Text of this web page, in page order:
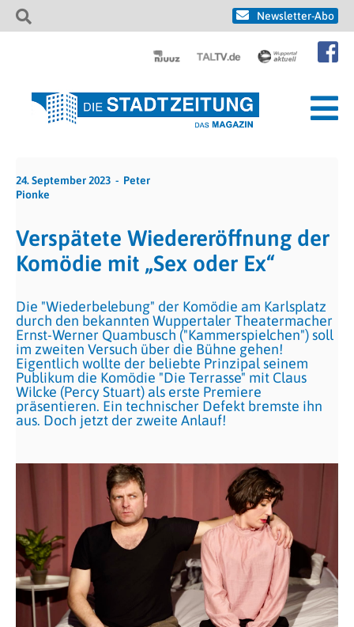
Newsletter-Abo
24. September 2023
Peter
Pionke
Verspätete Wiedereröffnung der
Komödie mit „Sex oder Ex“
Die "Wiederbelebung" der Komödie am Karlsplatz
durch den bekannten Wuppertaler Theatermacher
Ernst-Werner Quambusch ("Kammerspielchen") soll
im zweiten Versuch über die Bühne gehen!
Eigentlich wollte der beliebte Prinzipal seinem
Publikum die Komödie "Die Terrasse" mit Claus
Wilcke (Percy Stuart) als erste Premiere
präsentieren. Ein technischer Defekt bremste ihn
aus. Doch jetzt der zweite Anlauf!